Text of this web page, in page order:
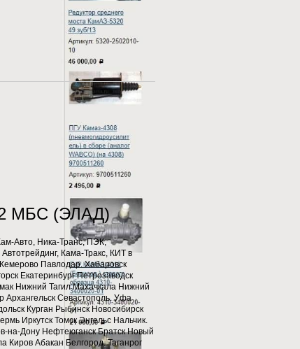
МБС (ЭЛАД)
Авто, Ника-Транс, ПЭК,
Кама-Тракс, КИТ в
Павлодар. Хабаровск
Екатеринбург Петрозаводск
Нижний Тагил Махачкала Нижний
Архангельск Севастополь. Уфа
Курган Рыбинск Новосибирск
Иркутск Томск Энгельс Нальчик.
на-Дону Нефтеюганск Братск Новый
Киров Абакан Белгород. Таганрог